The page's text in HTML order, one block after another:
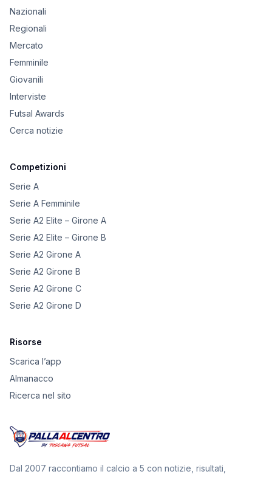
Nazionali
Regionali
Mercato
Femminile
Giovanili
Interviste
Futsal Awards
Cerca notizie
Competizioni
Serie A
Serie A Femminile
Serie A2 Elite – Girone A
Serie A2 Elite – Girone B
Serie A2 Girone A
Serie A2 Girone B
Serie A2 Girone C
Serie A2 Girone D
Risorse
Scarica l’app
Almanacco
Ricerca nel sito
Dal 2007 raccontiamo il calcio a 5 con notizie, risultati,